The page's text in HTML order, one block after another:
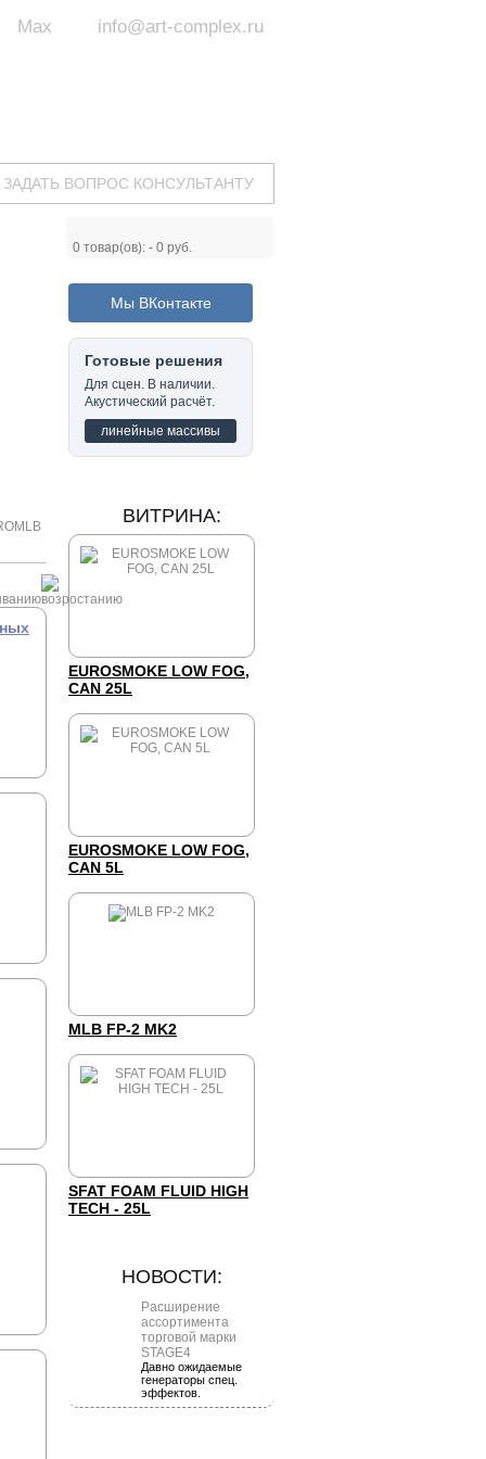
info@art-complex.ru
Max
ЗАДАТЬ ВОПРОС КОНСУЛЬТАНТУ
0 товар(ов): - 0 руб.
MLB
Мы ВКонтакте
Готовые решения
Для сцен. В наличии.
Акустический расчёт.
линейные массивы
ВИТРИНА:
EUROSMOKE LOW FOG,
CAN 25L
EUROSMOKE LOW FOG,
CAN 5L
MLB FP-2 MK2
SFAT FOAM FLUID HIGH
TECH - 25L
НОВОСТИ:
Расширение
ассортимента
торговой марки
STAGE4
Давно ожидаемые
генераторы спец.
эффектов.